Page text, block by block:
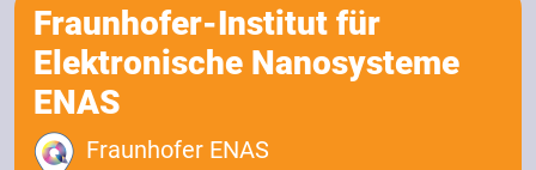
Fraunhofer-Institut für
Elektronische Nanosysteme
ENAS
Fraunhofer ENAS